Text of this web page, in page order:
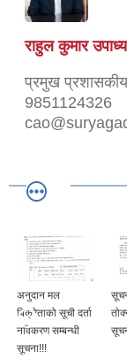
राहुल कुमार
प्रमुख
9851124326
अनुदान मल
बिक्रेताको सूची दर्ता
नविकरण सम्बन्धी
सूचना!!!